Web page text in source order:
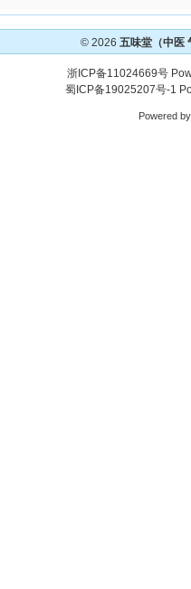
© 2026 五味堂（中医
浙ICP备11024669号
蜀ICP备19025207号-1
Powered